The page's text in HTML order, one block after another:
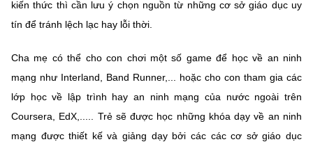
kiến thức thì cần lưu ý chọn nguồn từ những cơ sở giáo dục uy
tín để tránh lệch lạc hay lỗi thời.
Cha mẹ có thể cho con chơi một số game để học về an ninh
mạng như Interland, Band Runner,... hoặc cho con tham gia các
lớp học về lập trình hay an ninh mạng của nước ngoài trên
Coursera, EdX,..... Trẻ sẽ được học những khóa dạy về an ninh
mạng được thiết kế và giảng dạy bởi các các cơ sở giáo dục